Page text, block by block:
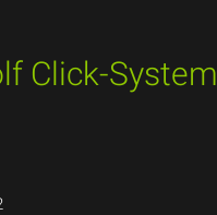
Click-System